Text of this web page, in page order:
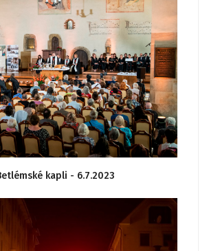
kapli - 6.7.2023